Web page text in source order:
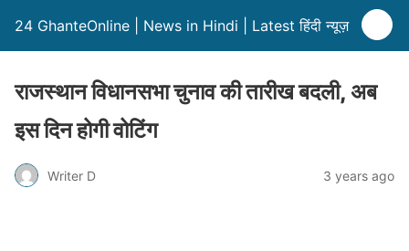
24 GhanteOnline | News in Hindi | Latest हिंदी न्यूज़
राजस्थान विधानसभा चुनाव की तारीख बदली, अब
इस दिन होगी वोटिंग
Writer D 3 years ago